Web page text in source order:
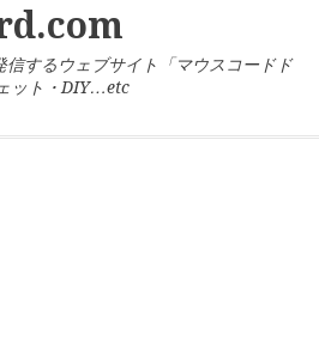
信するウェブサイト「マウスコードド
ット・DIY…etc